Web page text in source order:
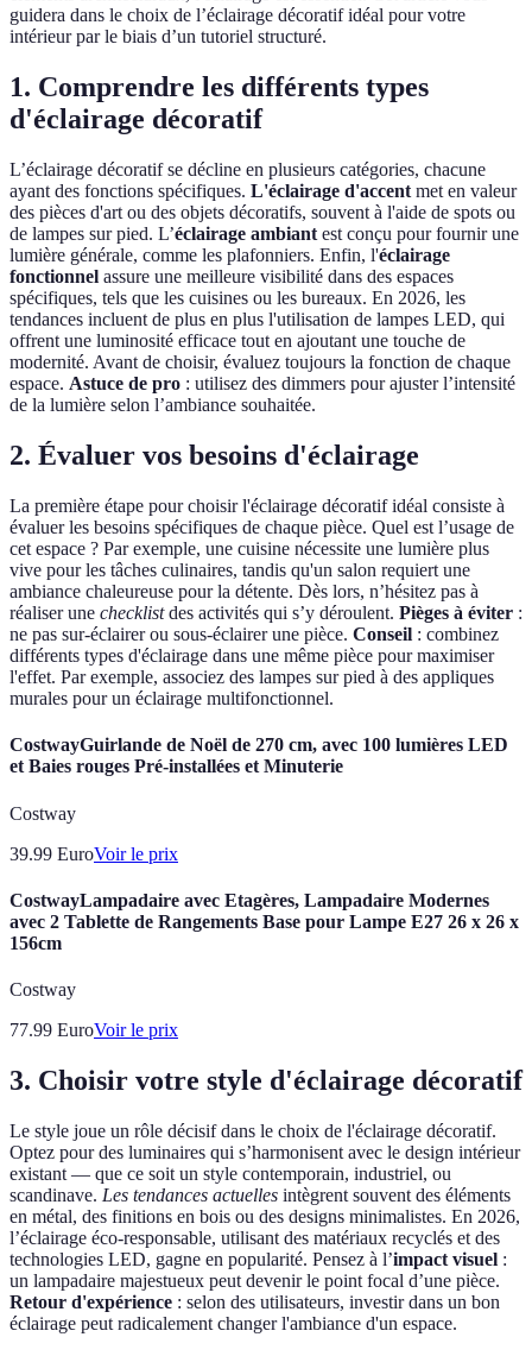
guidera dans le choix de l’éclairage décoratif idéal pour votre
intérieur par le biais d’un tutoriel structuré.
1. Comprendre les différents types
d'éclairage décoratif
L’éclairage décoratif se décline en plusieurs catégories, chacune
ayant des fonctions spécifiques. L'éclairage d'accent met en valeur
des pièces d'art ou des objets décoratifs, souvent à l'aide de spots ou
de lampes sur pied. L’éclairage ambiant est conçu pour fournir une
lumière générale, comme les plafonniers. Enfin, l'éclairage
fonctionnel assure une meilleure visibilité dans des espaces
spécifiques, tels que les cuisines ou les bureaux. En 2026, les
tendances incluent de plus en plus l'utilisation de lampes LED, qui
offrent une luminosité efficace tout en ajoutant une touche de
modernité. Avant de choisir, évaluez toujours la fonction de chaque
espace. Astuce de pro : utilisez des dimmers pour ajuster l’intensité
de la lumière selon l’ambiance souhaitée.
2. Évaluer vos besoins d'éclairage
La première étape pour choisir l'éclairage décoratif idéal consiste à
évaluer les besoins spécifiques de chaque pièce. Quel est l’usage de
cet espace ? Par exemple, une cuisine nécessite une lumière plus
vive pour les tâches culinaires, tandis qu'un salon requiert une
ambiance chaleureuse pour la détente. Dès lors, n’hésitez pas à
réaliser une checklistdes activités qui s’y déroulent. Pièges à éviter :
ne pas sur-éclairer ou sous-éclairer une pièce. Conseil : combinez
différents types d'éclairage dans une même pièce pour maximiser
l'effet. Par exemple, associez des lampes sur pied à des appliques
murales pour un éclairage multifonctionnel.
CostwayGuirlande de Noël de 270 cm, avec 100 lumières LED
et Baies rouges Pré-installées et Minuterie
Costway
39.99 EuroVoir le prix
CostwayLampadaire avec Etagères, Lampadaire Modernes
avec 2 Tablette de Rangements Base pour Lampe E27 26 x 26 x
156cm
Costway
77.99 EuroVoir le prix
3. Choisir votre style d'éclairage décoratif
Le style joue un rôle décisif dans le choix de l'éclairage décoratif.
Optez pour des luminaires qui s’harmonisent avec le design intérieur
existant — que ce soit un style contemporain, industriel, ou
scandinave. Les tendances actuelles intègrent souvent des éléments
en métal, des finitions en bois ou des designs minimalistes. En 2026,
l’éclairage éco-responsable, utilisant des matériaux recyclés et des
technologies LED, gagne en popularité. Pensez à l’impact visuel :
un lampadaire majestueux peut devenir le point focal d’une pièce.
Retour d'expérience : selon des utilisateurs, investir dans un bon
éclairage peut radicalement changer l'ambiance d'un espace.